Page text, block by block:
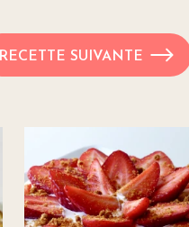
RECETTE SUIVANTE